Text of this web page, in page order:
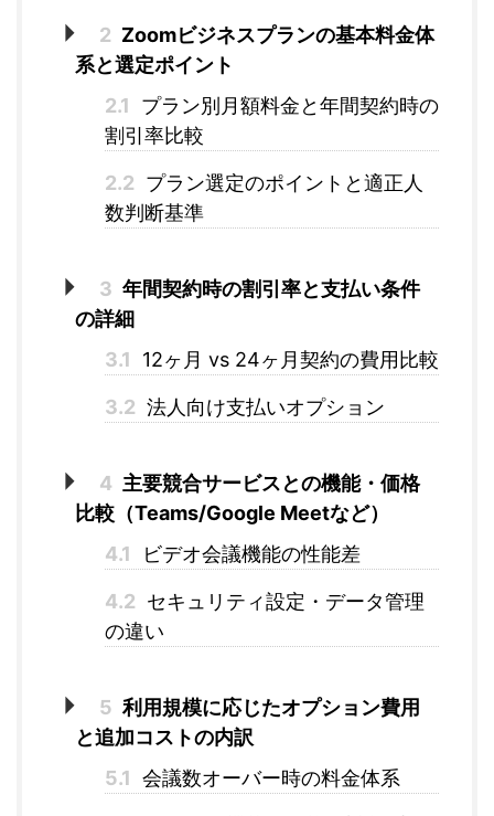
2 Zoomビジネスプランの基本料金体
系と選定ポイント
2.1
プラン別月額料金と年間契約時の
割引率比較
2.2 プラン選定のポイントと適正人
数判断基準
3 年間契約時の割引率と支払い条件
の詳細
3.1
12ヶ月 vs 24ヶ月契約の費用比較
3.2 法人向け支払いオプション
4 主要競合サービスとの機能・価格
比較（Teams/Google Meetなど）
4.1
ビデオ会議機能の性能差
4.2 セキュリティ設定・データ管理
の違い
5 利用規模に応じたオプション費用
と追加コストの内訳
5.1 会議数オーバー時の料金体系